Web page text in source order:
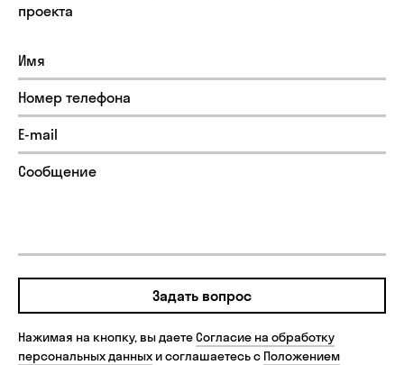
проекта
Задать вопрос
Нажимая на кнопку, вы даетеСогласие на обработку
персональных данных и соглашаетесь с Положением